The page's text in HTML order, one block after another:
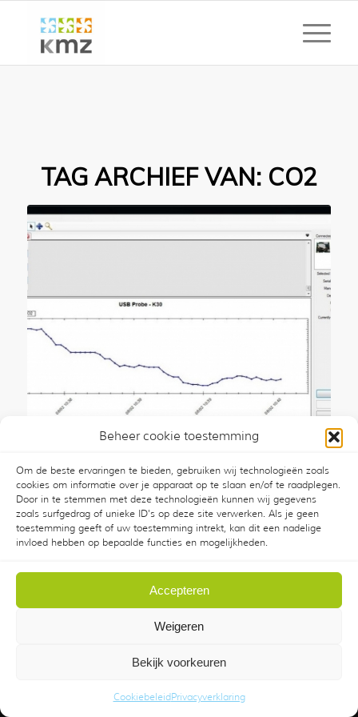
Beheer cookie toestemming
Om de beste ervaringen te bieden, gebruiken wij technologieën zoals
cookies om informatie over je apparaat op te slaan en/of te raadplegen.
Door in te stemmen met deze technologieën kunnen wij gegevens
zoals surfgedrag of unieke ID's op deze site verwerken. Als je geen
toestemming geeft of uw toestemming intrekt, kan dit een nadelige
invloed hebben op bepaalde functies en mogelijkheden.
Accepteren
Weigeren
Bekijk voorkeuren
CookiebeleidPrivacyverklaring
TAG ARCHIEF VAN: CO2
Luchtkwaliteit controle woningbouw vereniging
1 december 2014 / 0 Reacties
Privacyverklaring
Verhuurvoorwaarden